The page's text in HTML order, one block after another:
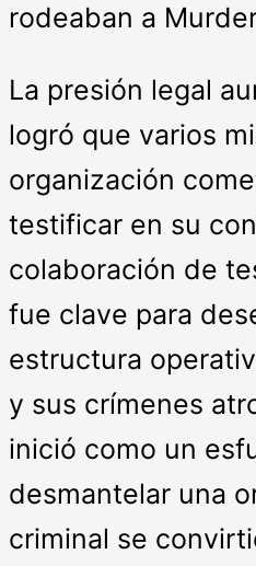
rodeaban a
La presión legal
logró que varios
organización
testificar en su
colaboración de
fue clave para
estructura
y sus crímenes
inició como un
desmantelar una
criminal se